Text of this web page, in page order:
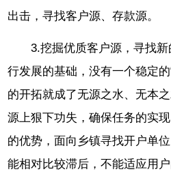
出击，寻找客户源、存款源。
3.挖掘优质客户源，寻找
行发展的基础，没有一个稳定
的开拓就成了无源之水、无本
源上狠下功失，确保任务的实
的优势，面向乡镇寻找开户单
能相对比较滞后，不能适应用